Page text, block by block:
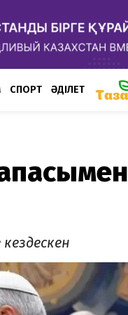
СПОРТ ӘДІЛЕТ